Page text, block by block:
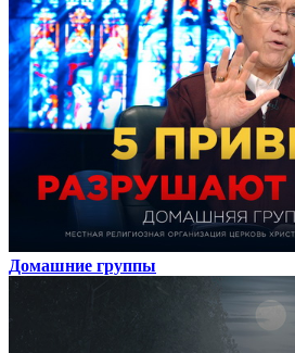
Домашние группы